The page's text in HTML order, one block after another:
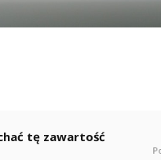
tę zawartość